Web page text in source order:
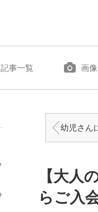
記事一覧 画
幼児さんには足
【大人
らご入